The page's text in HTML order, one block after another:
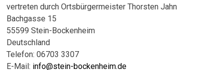
vertreten durch Ortsbürgermeister Thorsten Jahn
Bachgasse 15
55599 Stein-Bockenheim
Deutschland
Telefon: 06703 3307
E-Mail: info@stein-bockenheim.de